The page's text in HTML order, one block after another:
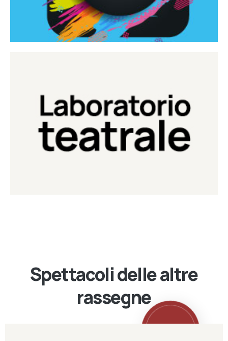
Laboratorio Teatrale
Laboratorio di teatro del Teatro Eduardo de Filippo
Continua
Spettacoli delle altre
rassegne